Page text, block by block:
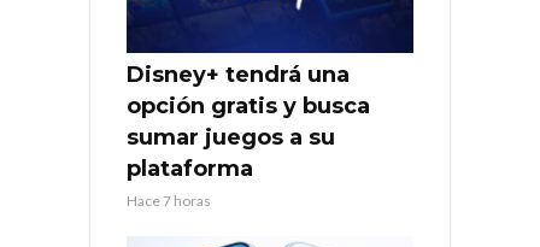
Disney+ tendrá una
opción gratis y busca
sumar juegos a su
plataforma
Hace 7 horas